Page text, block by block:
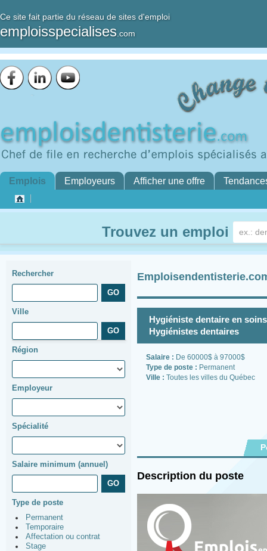
Ce site fait partie du réseau de sites d'emploi
emploisspecialises .com
Emplois Employeurs Afficher une offre
Trouvez un emploi
Rechercher
Ville
Région
Employeur
Spécialité
Salaire minimum (annuel)
Type de poste
Permanent
Temporaire
Affectation ou contrat
Stage
Hygiéniste dentaire en
Hygiénistes dentaires
Salaire : De 60000$ à 97000$
Type de poste : Permanent
Ville : Toutes les villes du Québec
Description du poste